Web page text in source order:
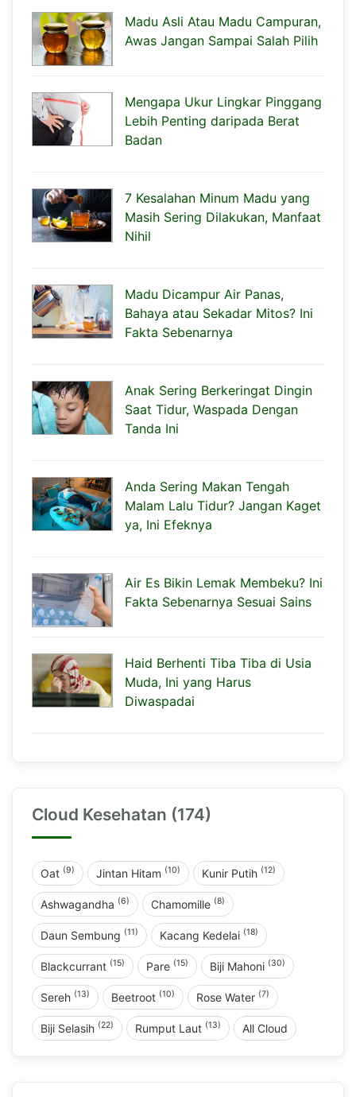
Madu Asli Atau Madu Campuran,
Awas Jangan Sampai Salah Pilih
Mengapa Ukur Lingkar Pinggang
Lebih Penting daripada Berat
Badan
7 Kesalahan Minum Madu yang
Masih Sering Dilakukan, Manfaat
Nihil
Madu Dicampur Air Panas,
Bahaya atau Sekadar Mitos? Ini
Fakta Sebenarnya
Anak Sering Berkeringat Dingin
Saat Tidur, Waspada Dengan
Tanda Ini
Anda Sering Makan Tengah
Malam Lalu Tidur? Jangan Kaget
ya, Ini Efeknya
Air Es Bikin Lemak Membeku? Ini
Fakta Sebenarnya Sesuai Sains
Haid Berhenti Tiba Tiba di Usia
Muda, Ini yang Harus
Diwaspadai
Cloud Kesehatan (174)
Oat (9) Jintan Hitam (10) Kunir Putih (12)
Ashwagandha (6) Chamomille (8)
Daun Sembung (11) Kacang Kedelai (18)
Blackcurrant (15) Pare (15) Biji Mahoni (30)
Sereh (13) Beetroot (10) Rose Water (7)
Biji Selasih (22) Rumput Laut (13) All Cloud